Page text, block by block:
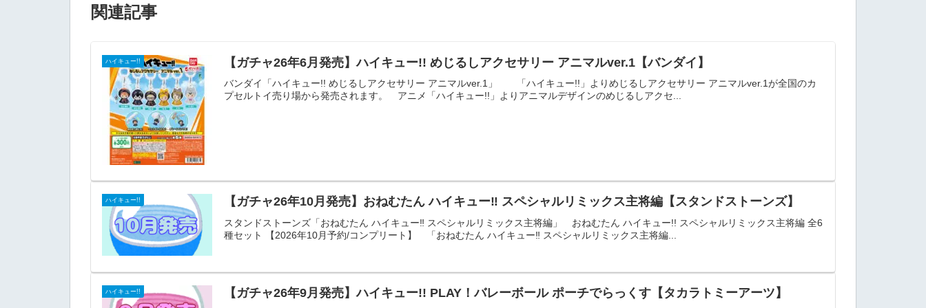
関連記事
ハイキュー!! 【ガチャ26年6月発売】ハイキュー!! めじるしアクセサリー アニマルver.1【バンダイ】
バンダイ「ハイキュー!! めじるしアクセサリー アニマルver.1」 「ハイキュー!!」よりめじるしアクセサリー アニマルver.1が全国のカ
プセルトイ売り場から発売されます。 アニメ「ハイキュー!!」よりアニマルデザインのめじるしアクセ...
ハイキュー!! 【ガチャ26年10月発売】おねむたん ハイキュー‼ スペシャルリミックス主将編【スタンドストーンズ】
スタンドストーンズ「おねむたん ハイキュー‼ スペシャルリミックス主将編」 おねむたん ハイキュー!! スペシャルリミックス主将編 全6
種セット 【2026年10月予約/コンプリート】 「おねむたん ハイキュー‼ スペシャルリミックス主将編...
ハイキュー!! 【ガチャ26年9月発売】ハイキュー!! PLAY！バレーボール ポーチでらっくす【タカラトミーアーツ】